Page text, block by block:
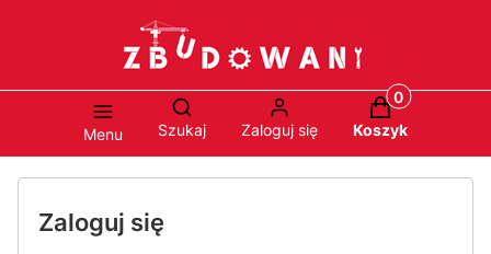
Menu
Otwórz wyszukiwarkę
Szukaj Zaloguj się
Produkty w
Koszyk
Zaloguj się